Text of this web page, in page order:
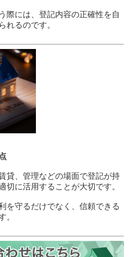
際には、登記内容の正確性を自
れるのです。
貸、管理などの場面で登記が持
切に活用することが大切です。
を守るだけでなく、信頼できる
。